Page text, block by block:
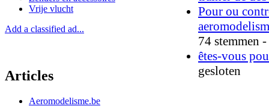
Vrije vlucht
Add a classified ad...
Articles
Aeromodelisme.be
Pour ou
74 stemmen
êtes-vous
gesloten